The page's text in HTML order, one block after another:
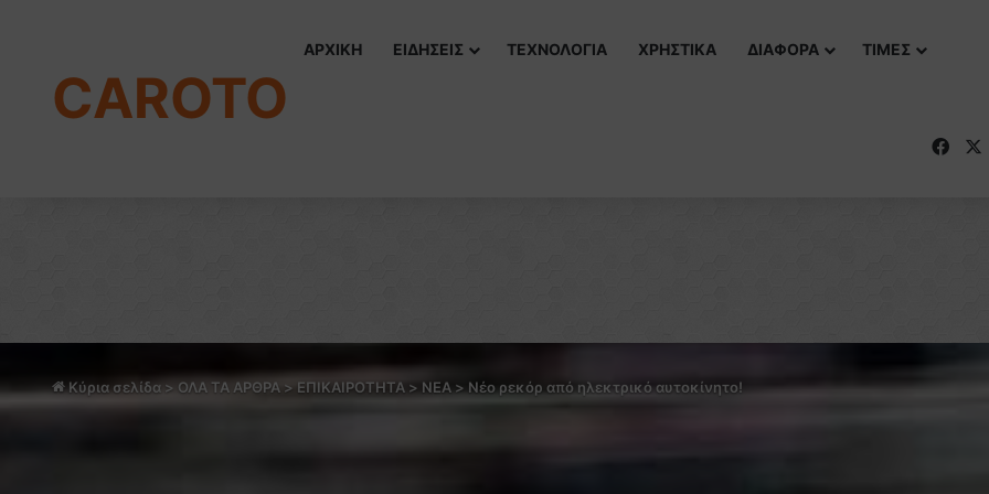
CAROTO
ΑΡΧΙΚΗ ΕΙΔΗΣΕΙΣ ΤΕΧΝΟΛΟΓΙΑ ΧΡΗΣΤΙΚΑ ΔΙΑΦΟΡΑ ΤΙΜΕΣ
Κύρια σελίδα > ΟΛΑ ΤΑ ΑΡΘΡΑ > ΕΠΙΚΑΙΡΟΤΗΤΑ > NEA > Νέο ρεκόρ από ηλεκτρικό αυτοκίνητο!